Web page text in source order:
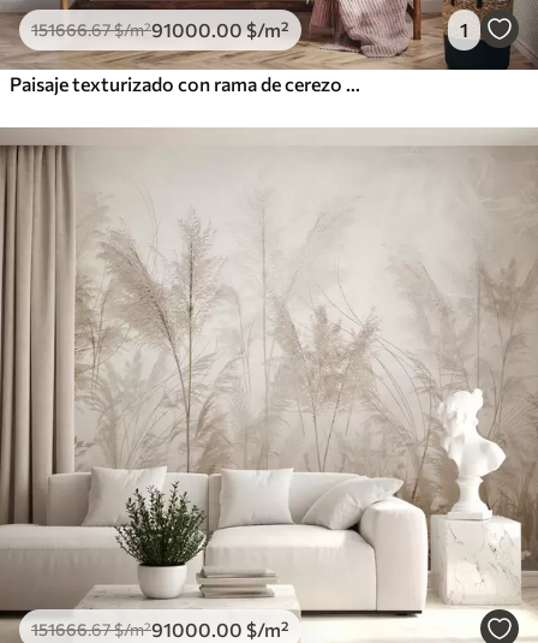
151666.67$/m²91000 .00 $/m² 1
151666.67$/m²91000 .00 $/m²